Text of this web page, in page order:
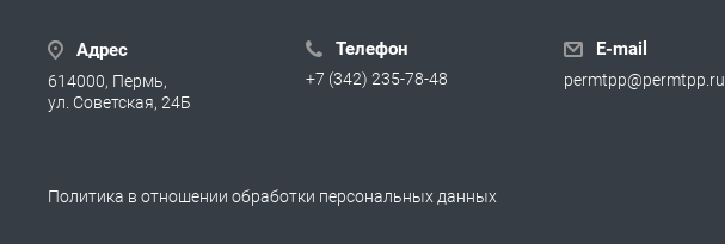
Адрес
614000, Пермь,
ул. Советская, 24Б
Телефон
+7 (342) 235-78-48
E-mail
permtpp@permtpp.ru
Политика в отношении обработки персональных данных